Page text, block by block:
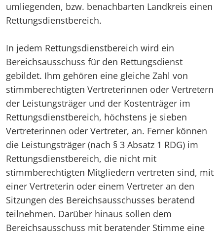
umliegenden, bzw. benachbarten Landkreis einen
Rettungsdienstbereich.
In jedem Rettungsdienstbereich wird ein
Bereichsausschuss für den Rettungsdienst
gebildet. Ihm gehören eine gleiche Zahl von
stimmberechtigten Vertreterinnen oder Vertretern
der Leistungsträger und der Kostenträger im
Rettungsdienstbereich, höchstens je sieben
Vertreterinnen oder Vertreter, an. Ferner können
die Leistungsträger (nach § 3 Absatz 1 RDG) im
Rettungsdienstbereich, die nicht mit
stimmberechtigten Mitgliedern vertreten sind, mit
einer Vertreterin oder einem Vertreter an den
Sitzungen des Bereichsausschusses beratend
teilnehmen. Darüber hinaus sollen dem
Bereichsausschuss mit beratender Stimme eine